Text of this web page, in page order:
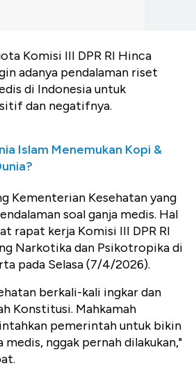
Komisi III DPR RI Hinca
adanya pendalaman riset
di Indonesia untuk
dan negatifnya.
Islam Menemukan Kopi &
Kementerian Kesehatan yang
soal ganja medis. Hal
rapat kerja Komisi III DPR RI
Narkotika dan Psikotropika di
pada Selasa (7/4/2026).
berkali-kali ingkar dan
Konstitusi. Mahkamah
pemerintah untuk bikin
nggak pernah dilakukan,"